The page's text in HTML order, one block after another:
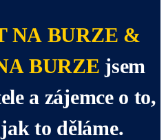
NA BURZE &
BURZE jsem
a zájemce o to,
to děláme.